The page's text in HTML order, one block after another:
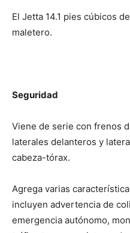
El Jetta 14.1 pies cúbicos
maletero.
Seguridad
Viene de serie con frenos
laterales delanteros y
cabeza-tórax.
Agrega varias
incluyen advertencia de
emergencia autónomo,